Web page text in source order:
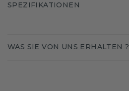
SPEZIFIKATIONEN
WAS SIE VON UNS ERHALTEN ?